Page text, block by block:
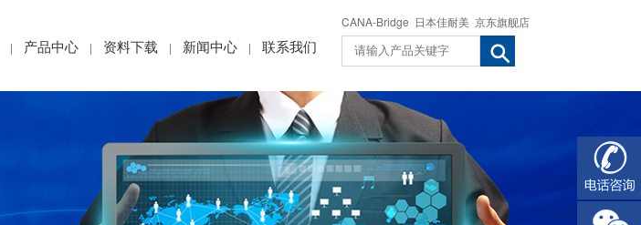
| 产品中心 | 资料下载 | 新闻中心 | 联系我们
CANA-Bridge 日本佳耐美 京东旗舰店